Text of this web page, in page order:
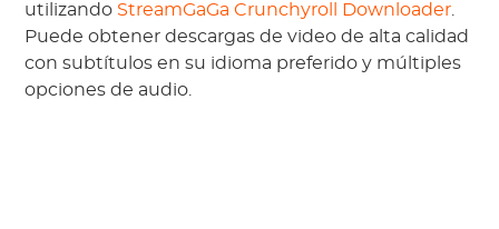
utilizando StreamGaGa Crunchyroll Downloader
Puede obtener descargas de video de alta calidad
con subtítulos en su idioma preferido y múltiples
opciones de audio.